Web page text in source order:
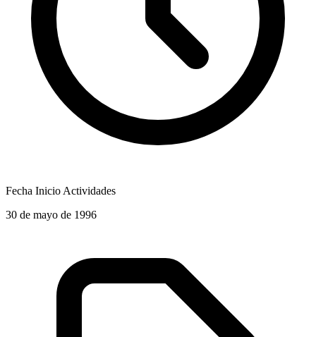
Fecha Inicio Actividades
30 de mayo de 1996